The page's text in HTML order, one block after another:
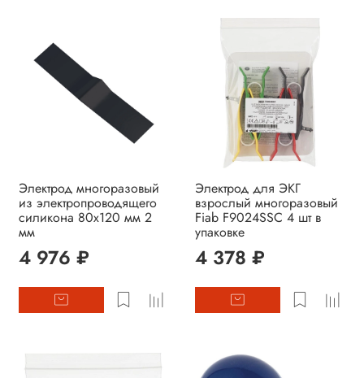
Электрод многоразовый
из электропроводящего
силикона 80х120 мм 2
мм
4 976 ₽
Электрод для ЭКГ
взрослый многоразовый
Fiab F9024SSC 4 шт в
упаковке
4 378 ₽